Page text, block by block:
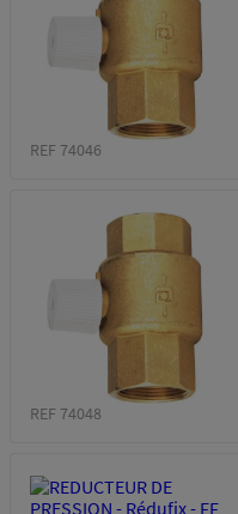
REF 74046
REF 74048